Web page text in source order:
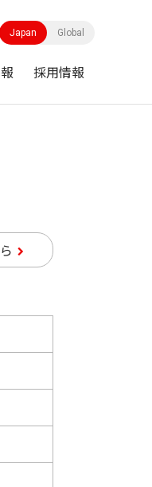
Japan Global
採用情報